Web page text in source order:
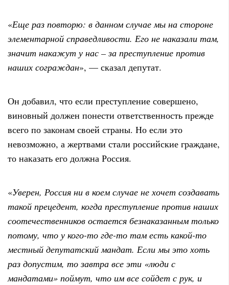
«Еще раз повторю: в данном случае мы на стороне
элементарной справедливости. Его не наказали там,
значит накажут у нас – за преступление против
наших сограждан», — сказал депутат.
Он добавил, что если преступление совершено,
виновный должен понести ответственность прежде
всего по законам своей страны. Но если это
невозможно, а жертвами стали российские граждане,
то наказать его должна Россия.
«Уверен, Россия ни в коем случае не хочет создавать
такой прецедент, когда преступление против наших
соотечественников остается безнаказанным только
потому, что у кого-то где-то там есть какой-то
местный депутатский мандат. Если мы это хоть
раз допустим, то завтра все эти «люди с
мандатами» поймут, что им все сойдет с рук, и